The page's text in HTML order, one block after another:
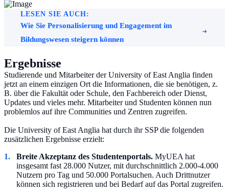
LESEN SIE AUCH:
Wie Sie Personalisierung und Engagement im
Bildungswesen steigern können
Ergebnisse
Studierende und Mitarbeiter der University of East Anglia finden
jetzt an einem einzigen Ort die Informationen, die sie benötigen, z.
B. über die Fakultät oder Schule, den Fachbereich oder Dienst,
Updates und vieles mehr. Mitarbeiter und Studenten können nun
problemlos auf ihre Communities und Zentren zugreifen.
Die University of East Anglia hat durch ihr SSP die folgenden
zusätzlichen Ergebnisse erzielt:
Breite Akzeptanz des Studentenportals. MyUEA hat
insgesamt fast 28.000 Nutzer, mit durchschnittlich 2.000-4.000
Nutzern pro Tag und 50.000 Portalsuchen. Auch Drittnutzer
können sich registrieren und bei Bedarf auf das Portal zugreifen.